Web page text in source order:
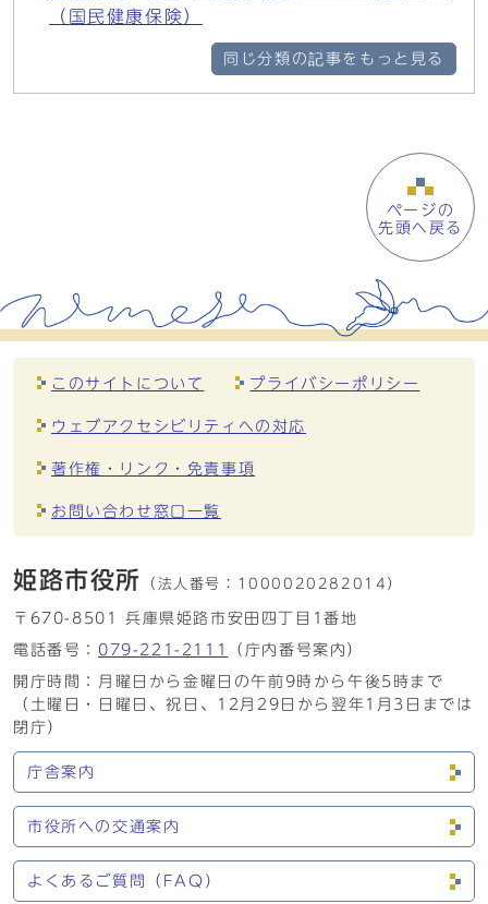
（国民健康保険）
同じ分類の記事をもっと見る
ページの
先頭へ戻る
このサイトについて プライバシーポリシー
ウェブアクセシビリティへの対応
著作権・リンク・免責事項
お問い合わせ窓口一覧
姫路市役所 （法人番号： 1000020282014）
〒670-8501 兵庫県姫路市安田四丁目1番地
電話番号： 079-221-2111
（庁内番号案内）
開庁時間：月曜日から金曜日の午前9時から午後5時まで
（土曜日・日曜日、祝日、12月29日から翌年1月3日までは
閉庁）
庁舎案内
市役所への交通案内
よくあるご質問（FAQ）